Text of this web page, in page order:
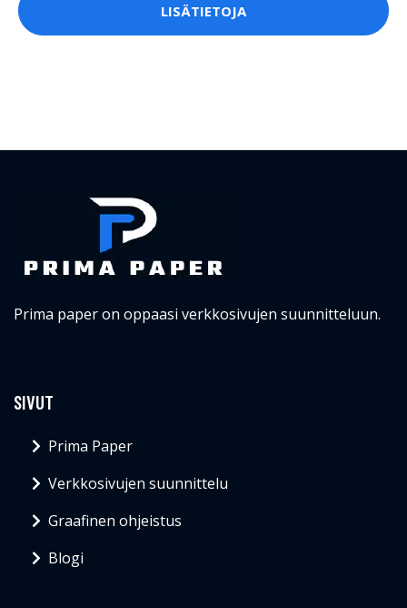
LISÄTIETOJA
Prima paper on oppaasi verkkosivujen suunnitteluun.
SIVUT
Prima Paper
Verkkosivujen suunnittelu
Graafinen ohjeistus
Blogi